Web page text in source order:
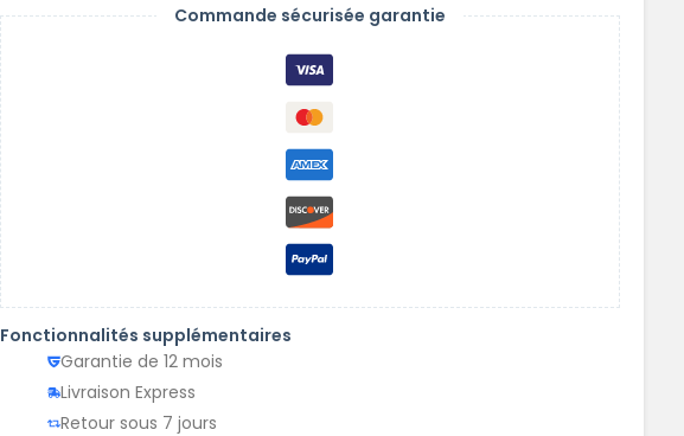
Commande sécurisée garantie
Fonctionnalités supplémentaires
Garantie de 12 mois
Livraison Express
Retour sous 7 jours